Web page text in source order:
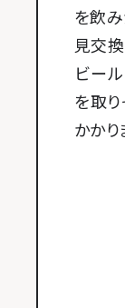
を飲み
見交
ビー
を取り
かかり